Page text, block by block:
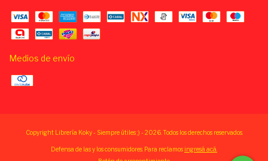
Medios de envío
Copyright Librería Koky - Siempre útiles ;) - 2026. Todos los derechos reservados.
Defensa de las y los consumidores. Para reclamos ingresá acá.